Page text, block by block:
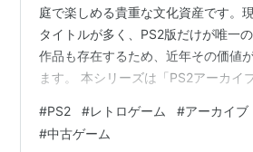
庭で楽しめる貴重な文化資産です。
タイトルが多く、PS2版だけが唯一
作品も存在するため、近年その価値
ます。 本シリーズは「PS2アーカ
系構造で解説してきました。本章で
カイブの価値、高騰理由、保存意義
#PS2 #レトロゲーム #アーカイブ
#中古ゲーム